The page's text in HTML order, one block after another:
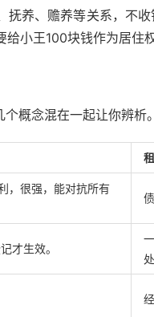
养、赡养等关系，不
小王100块钱作为居住
概念混在一起让你辨析。
，很强，能对抗所有
才生效。
处